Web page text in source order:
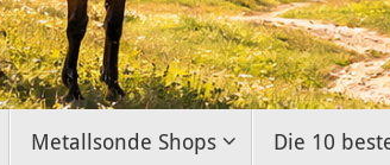
Metallsonde Shops Die 10